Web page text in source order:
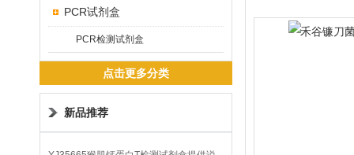
PCR试剂盒
PCR检测试剂盒
点击更多分类
新品推荐